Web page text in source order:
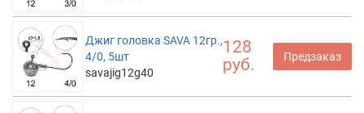
Джиг головка SAVA 12гр.,
4/0, 5шт
savajig12g40
128
руб.
Предзаказ